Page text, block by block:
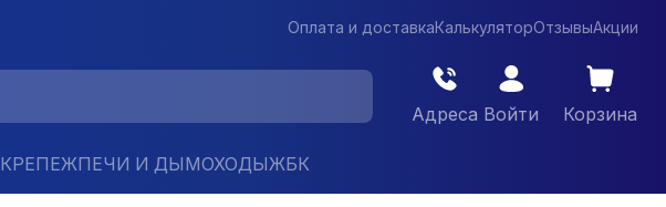
Оплата и доставкаКалькуляторОтзывыАкции
Адреса Войти Корзина
КРЕПЕЖПЕЧИ И ДЫМОХОДЫЖБК